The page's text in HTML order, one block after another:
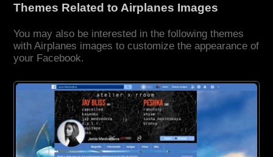
Themes Related to Airplanes Images
You may also be interested in the following themes
with Airplanes images to customize the appearance of
your Facebook.